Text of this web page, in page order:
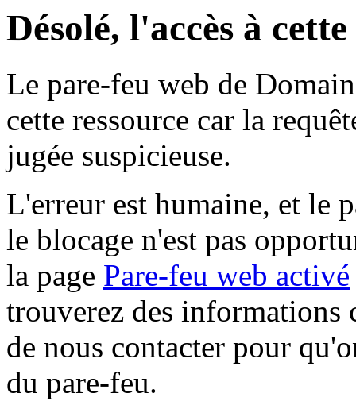
Désolé, l'accès à
Le pare-feu web de
cette ressource car la
jugée suspicieuse.
L'erreur est humaine, et le
le blocage n'est pas
la page Pare-feu web activé
trouverez des informations
de nous contacter pour
du pare-feu.